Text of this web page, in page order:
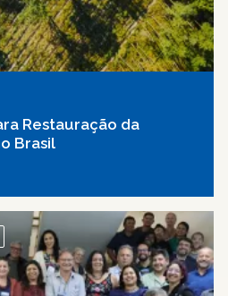
Restauração da
Brasil